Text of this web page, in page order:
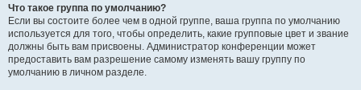
Что такое группа по умолчанию?
Если вы состоите более чем в одной группе, ваша группа по умолчанию
используется для того, чтобы определить, какие групповые цвет и звание
должны быть вам присвоены. Администратор конференции может
предоставить вам разрешение самому изменять вашу группу по
умолчанию в личном разделе.